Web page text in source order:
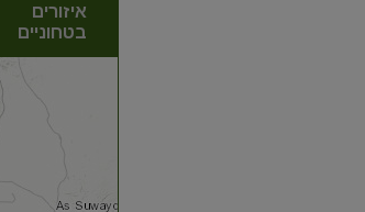
איזורים
בטחוניים